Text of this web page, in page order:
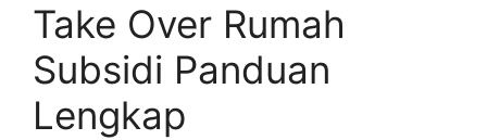
Take Over Rumah
Subsidi Panduan
Lengkap